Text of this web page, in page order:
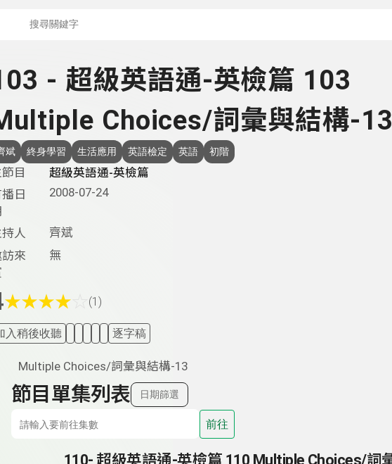
- 超級英語通-英檢篇 103
Choices/詞彙與結構-13
斌 終身學習 生活應用 英語檢定 英語 初階
目
超級英語通-英檢篇
日
2008-07-24
人
齊斌
來
無
★★★★ (1)
入稍後收聽 逐字稿
Multiple Choices/詞彙與結構-13
節目單集列表 日期篩選
前往